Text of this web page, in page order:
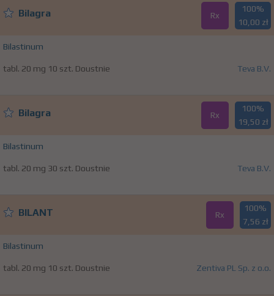
Bilagra Rx
100%
10,00 zł
Bilastinum
tabl. 20 mg 10 szt. Doustnie Teva B.V.
Bilagra Rx
100%
19,50 zł
Bilastinum
tabl. 20 mg 30 szt. Doustnie Teva B.V.
BILANT Rx
100%
7,56 zł
Bilastinum
tabl. 20 mg 10 szt. Doustnie Zentiva PL Sp. z o.o.